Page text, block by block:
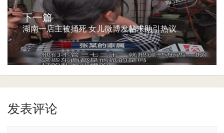
下一篇
湖南一店主被捅死 女儿微博发帖求助引热议
发表评论